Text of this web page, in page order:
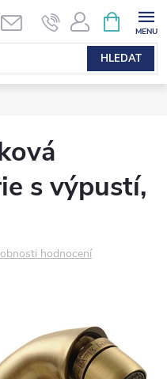
HLEDAT
NÁKUPNÍ
KOŠÍK
s výpustí,
hodnocení